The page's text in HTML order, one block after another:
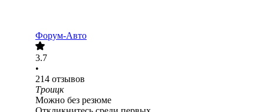
Форум-Авто
3.7
•
214 отзывов
Троицк
Можно без резюме